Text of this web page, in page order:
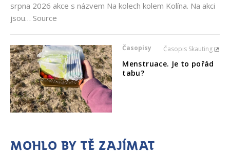
srpna 2026 akce s názvem Na kolech kolem Kolína. Na akci
jsou… Source
Časopisy Časopis Skauting
Menstruace. Je to pořád
tabu?
Mohlo by tě zajímat